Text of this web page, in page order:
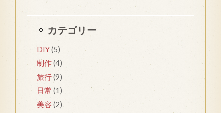
カテゴリー
DIY(5)
制作(4)
旅行(9)
日常 (1)
美容 (2)